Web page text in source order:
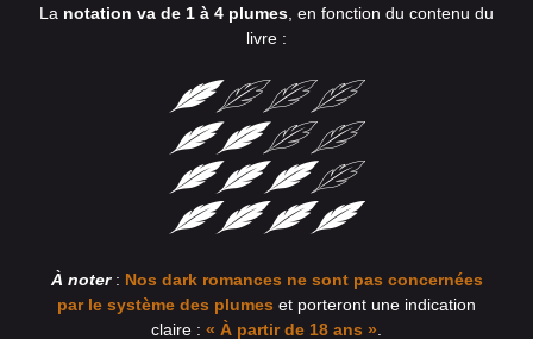
La notation va de 1 à 4 plumes , en fonction du contenu du
livre :
À noter: Nos dark romances ne sont pas concernées
par le système des plumes et porteront une indication
claire : « À partir de 18 ans »